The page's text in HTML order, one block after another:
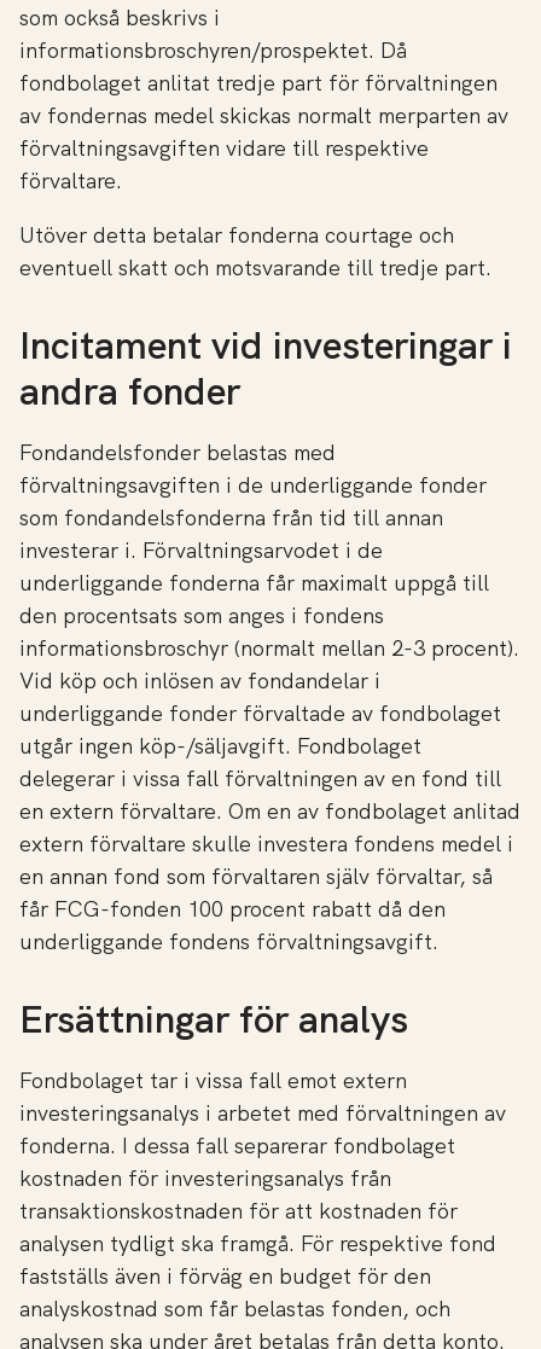
som också beskrivs i
informationsbroschyren/prospektet. Då
fondbolaget anlitat tredje part för förvaltningen
av fondernas medel skickas normalt merparten av
förvaltningsavgiften vidare till respektive
förvaltare.
Utöver detta betalar fonderna courtage och
eventuell skatt och motsvarande till tredje part.
Incitament vid investeringar i
andra fonder
Fondandelsfonder belastas med
förvaltningsavgiften i de underliggande fonder
som fondandelsfonderna från tid till annan
investerar i. Förvaltningsarvodet i de
underliggande fonderna får maximalt uppgå till
den procentsats som anges i fondens
informationsbroschyr (normalt mellan 2-3 procent).
Vid köp och inlösen av fondandelar i
underliggande fonder förvaltade av fondbolaget
utgår ingen köp-/säljavgift. Fondbolaget
delegerar i vissa fall förvaltningen av en fond till
en extern förvaltare. Om en av fondbolaget anlitad
extern förvaltare skulle investera fondens medel i
en annan fond som förvaltaren själv förvaltar, så
får FCG-fonden 100 procent rabatt då den
underliggande fondens förvaltningsavgift.
Ersättningar för analys
Fondbolaget tar i vissa fall emot extern
investeringsanalys i arbetet med förvaltningen av
fonderna. I dessa fall separerar fondbolaget
kostnaden för investeringsanalys från
transaktionskostnaden för att kostnaden för
analysen tydligt ska framgå. För respektive fond
fastställs även i förväg en budget för den
analyskostnad som får belastas fonden, och
analysen ska under året betalas från detta konto.